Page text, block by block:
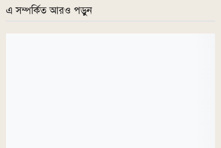
এ সম্পর্কিত আরও পড়ুন